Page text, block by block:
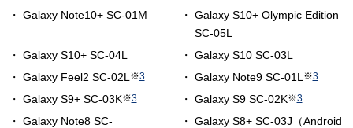
Galaxy Note10+ SC-01M
Galaxy S10+ Olympic Edition
SC-05L
Galaxy S10+ SC-04L
Galaxy S10 SC-03L
Galaxy Feel2 SC-02L ※3 Galaxy Note9 SC-01L ※3
Galaxy S9+ SC-03K※3 Galaxy S9 SC-02K※3
Galaxy Note8 SC-
Galaxy S8+ SC-03J（Android